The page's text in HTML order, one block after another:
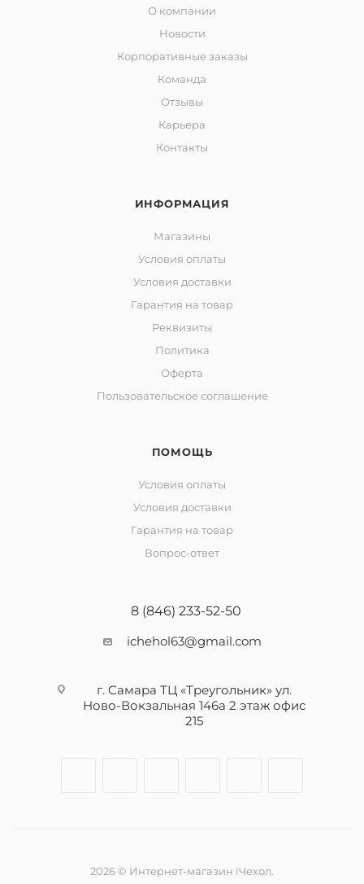
О компании
Новости
Корпоративные заказы
Команда
Отзывы
Карьера
Контакты
ИНФОРМАЦИЯ
Магазины
Условия оплаты
Условия доставки
Гарантия на товар
Реквизиты
Политика
Оферта
Пользовательское соглашение
ПОМОЩЬ
Условия оплаты
Условия доставки
Гарантия на товар
Вопрос-ответ
8 (846) 233-52-50
ichehol63@gmail.com
г. Самара ТЦ «Треугольник» ул.
Ново-Вокзальная 146а 2 этаж офис
215
2026 © Интернет-магазин iЧехол.